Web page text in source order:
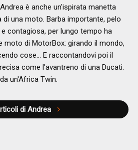
è anche un'ispirata manetta
una moto. Barba importante, pelo
contagiosa, per lungo tempo ha
moto di MotorBox: girando il mondo,
cose... E raccontandovi poi il
come l'avantreno di una Ducati.
un'Africa Twin.
di Andrea